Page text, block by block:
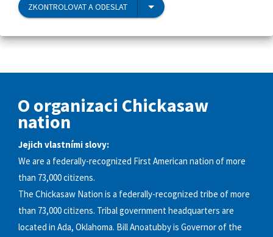
ZKONTROLOVAT A ODESLAT
O organizaci Chickasaw
nation
Jejich vlastními slovy:
We are a federally-recognized First American nation of more
than 73,000 citizens.
The Chickasaw Nation is a federally-recognized tribe of more
than 73,000 citizens. Tribal government headquarters are
located in Ada, Oklahoma. Bill Anoatubby is Governor of the